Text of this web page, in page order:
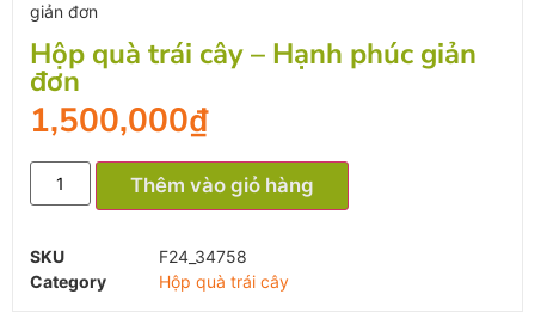
giản đơn
Hộp quà trái cây – Hạnh phúc giản
đơn
1,500,000₫
Thêm vào giỏ hàng
SKU
F24_34758
Category
Hộp quà trái cây